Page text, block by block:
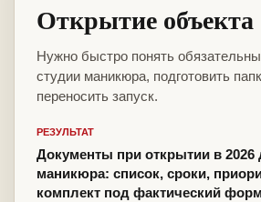
Открытие объекта
Нужно быстро понять
студии маникюра, подготовить
переносить запуск.
РЕЗУЛЬТАТ
Документы при открытии в 2026
маникюра: список, сроки,
комплект под фактический